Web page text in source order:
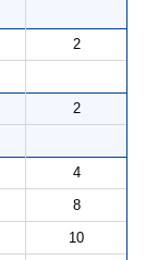
2
2
4
8
10